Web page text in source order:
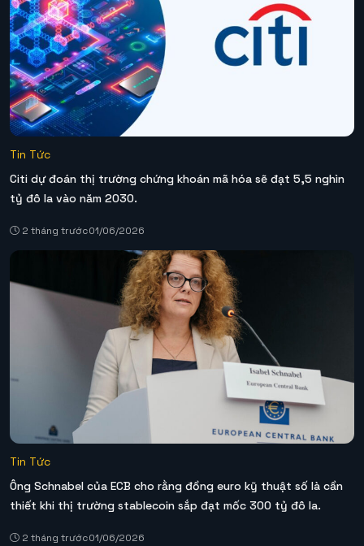
Tin Tức
Citi dự đoán thị trường chứng khoán mã hóa sẽ đạt 5,5 nghìn
tỷ đô la vào năm 2030.
2 tháng trước01/06/2026
Tin Tức
Ông Schnabel của ECB cho rằng đồng euro kỹ thuật số là cần
thiết khi thị trường stablecoin sắp đạt mốc 300 tỷ đô la.
2 tháng trước01/06/2026